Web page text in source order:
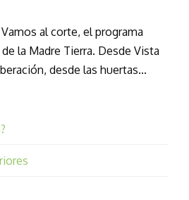
al corte, el programa
la Madre Tierra. Desde Vista
desde las huertas...